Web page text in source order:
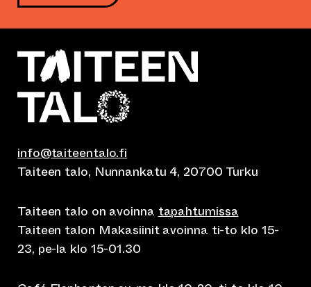
info@taiteentalo.fi
Taiteen talo, Nunnankatu 4, 20700 Turku
Taiteen talo on avoinna tapahtumissa
Taiteen talon Makasiinit avoinna ti-to klo 15-
23, pe-la klo 15-01.30